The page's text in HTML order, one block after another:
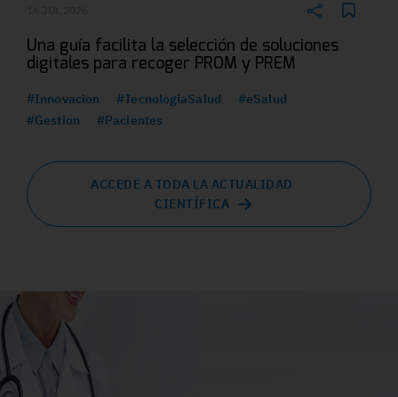
Una guía facilita la selección de soluciones
digitales para recoger PROM y PREM
#Innovacion #TecnologiaSalud
#eSalud
#Gestion
#Pacientes
ACCEDE A TODA LA ACTUALIDAD
CIENTÍFICA